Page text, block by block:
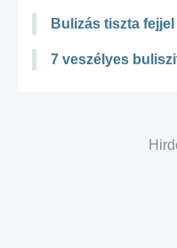
Bulizás tiszta fejjel
7 veszélyes